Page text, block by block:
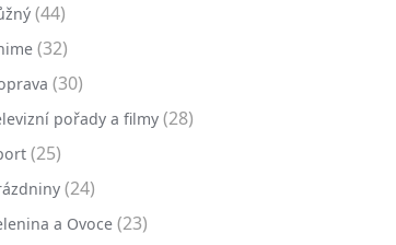
(44)
(32)
(30)
pořady a filmy (28)
(25)
(24)
a Ovoce (23)